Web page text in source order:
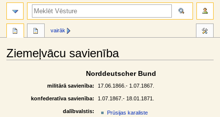
Ziemeļvācu savienība
Norddeutscher Bund
militārā savienība: 17.06.1866.- 1.07.1867.
konfederatīva savienība: 1.07.1867.- 18.01.1871.
dalībvalstis:
Prūsijas karaliste
vairāk
meklēt